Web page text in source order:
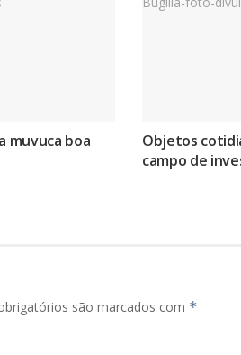
muvuca boa
Objetos
campo de
são marcados com *